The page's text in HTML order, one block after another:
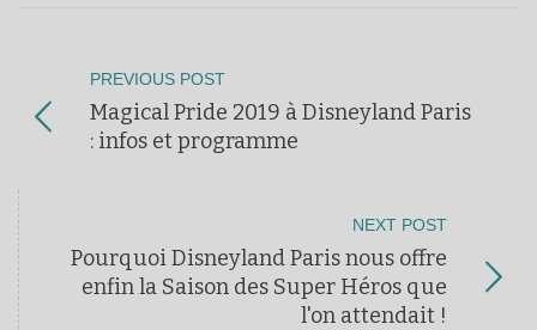
PREVIOUS POST
Magical Pride 2019 à Disneyland Paris
: infos et programme
NEXT POST
Pourquoi Disneyland Paris nous offre
enfin la Saison des Super Héros que
l'on attendait !